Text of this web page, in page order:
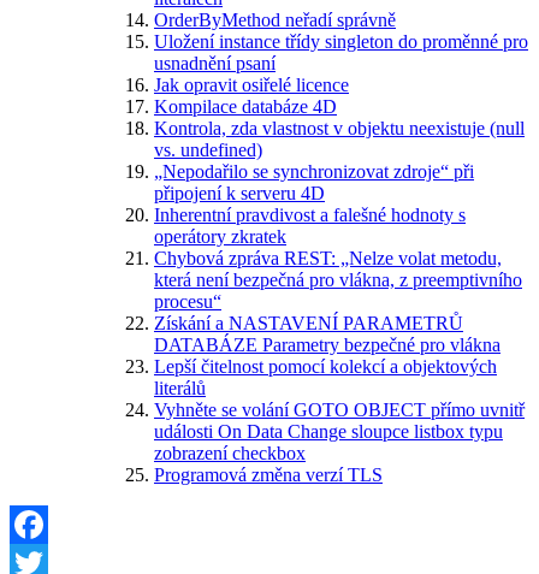
OrderByMethod neřadí správně
Uložení instance třídy singleton do proměnné pro
usnadnění psaní
Jak opravit osiřelé licence
Kompilace databáze 4D
Kontrola, zda vlastnost v objektu neexistuje (null
vs. undefined)
„Nepodařilo se synchronizovat zdroje“ při
připojení k serveru 4D
Inherentní pravdivost a falešné hodnoty s
operátory zkratek
Chybová zpráva REST: „Nelze volat metodu,
která není bezpečná pro vlákna, z preemptivního
procesu“
Získání a NASTAVENÍ PARAMETRŮ
DATABÁZE Parametry bezpečné pro vlákna
Lepší čitelnost pomocí kolekcí a objektových
literálů
Vyhněte se volání GOTO OBJECT přímo uvnitř
události On Data Change sloupce listbox typu
zobrazení checkbox
Programová změna verzí TLS
Facebook